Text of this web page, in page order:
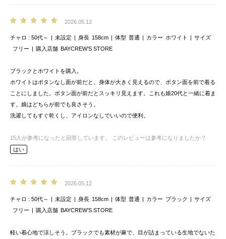
2026.05.12
チャロ 50代～ 未設定 身長 158cm 体型 普通 カラー ホワイト
サイズ
フリー
購入店舗 BAYCREW’S STORE
ブラックとホワイトを購入。
ホワイトはボタンなし面が前だと、身体が大きく見えるので、ボタン面を前で着る
ことにしました。ボタン面が前だとスッキリ見えます。これも娘20代と一緒に着ま
す。娘はどちらが前でも良さそう。
洗濯してもすぐ乾くし、アイロンなしでいいので便利。
15 人が参考になったと回答しています。
このレビューは参考になりましたか？
はい
2026.05.12
チャロ 50代～ 未設定 身長 158cm 体型 普通 カラー ブラック
サイズ
フリー
購入店舗 BAYCREW’S STORE
軽い着心地で涼しそう。ブラックでも素材が麻で、目が詰まっている生地でないた